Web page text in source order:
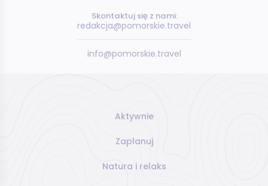
Skontaktuj się z nami:
redakcja@pomorskie.travel
info@pomorskie.travel
Aktywnie
Zaplanuj
Natura i relaks